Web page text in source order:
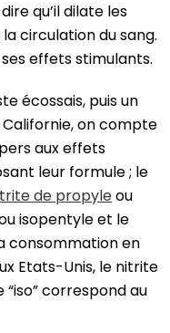
qu’il dilate les
circulation du sang.
effets stimulants.
écossais, puis un
on compte
aux effets
leur formule ; le
de propyleou
isopentyle et le
consommation en
Etats-Unis, le nitrite
correspond au